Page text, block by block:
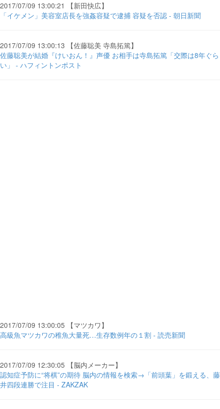
2017/07/09 13:00:21 【新田快広】
「イケメン」美容室店長を強姦容疑で逮捕 容疑を否認 - 朝日新聞
2017/07/09 13:00:13 【佐藤聡美 寺島拓篤】
佐藤聡美が結婚『けいおん！』声優 お相手は寺島拓篤「交際は8年ぐら
い」 - ハフィントンポスト
2017/07/09 13:00:05 【マツカワ】
高級魚マツカワの稚魚大量死…生存数例年の１割 - 読売新聞
2017/07/09 12:30:05 【脳内メーカー】
認知症予防に“将棋”の期待 脳内の情報を検索→「前頭葉」を鍛える、藤
井四段連勝で注目 - ZAKZAK